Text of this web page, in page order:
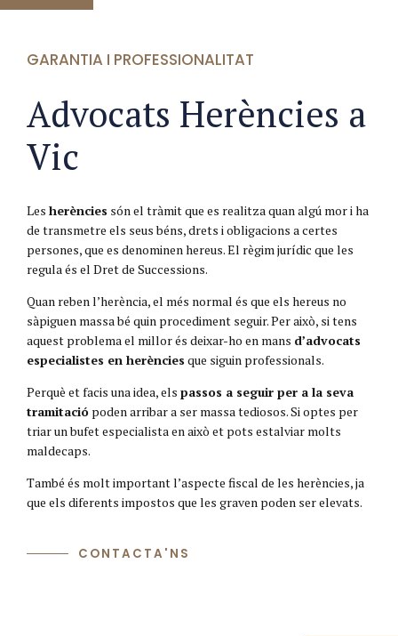
GARANTIA I PROFESSIONALITAT
Advocats Herències a
Vic
Les herències són el tràmit que es realitza quan algú mor i ha
de transmetre els seus béns, drets i obligacions a certes
persones, que es denominen hereus. El règim jurídic que les
regula és el Dret de Successions.
Quan reben l’herència, el més normal és que els hereus no
sàpiguen massa bé quin procediment seguir. Per això, si tens
aquest problema el millor és deixar-ho en mans d’advocats
especialistes en herències que siguin professionals.
Perquè et facis una idea, els passos a seguir per a la seva
tramitació poden arribar a ser massa tediosos. Si optes per
triar un bufet especialista en això et pots estalviar molts
maldecaps.
També és molt important l’aspecte fiscal de les herències, ja
que els diferents impostos que les graven poden ser elevats.
CONTACTA'NS